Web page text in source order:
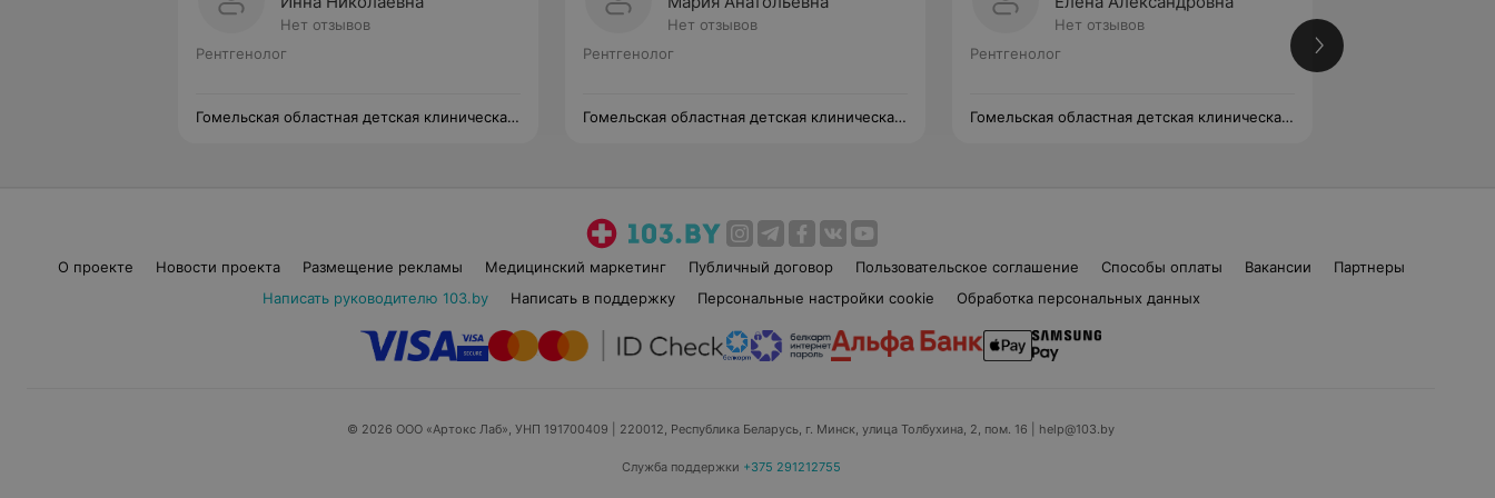
Нет отзывов
Рентгенолог
Гомельская областная детская клиническая
Нет отзывов
Рентгенолог
Гомельская областная детская клиническая
Нет отзывов
Рентгенолог
Гомельская областная детская клиническая
О проекте Новости проекта Размещение рекламы Медицинский маркетинг Публичный договор Пользовательское соглашение Способы оплаты Вакансии
Партнеры
Написать руководителю 103.by
Написать в поддержку Персональные настройки cookie Обработка персональных данных
© 2026 ООО «Артокс Лаб», УНП 191700409 | 220012, Республика Беларусь, г. Минск, улица Толбухина, 2, пом. 16 | help@103.by
Служба поддержки +375 291212755